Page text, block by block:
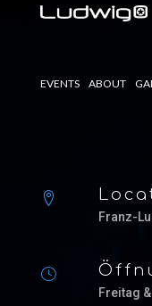
EVENTS ABOUT
Franz-
Freitag